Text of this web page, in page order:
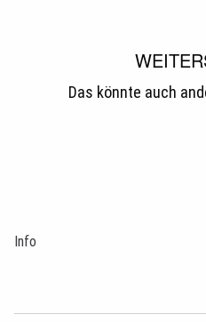
Das könnte auch
Info